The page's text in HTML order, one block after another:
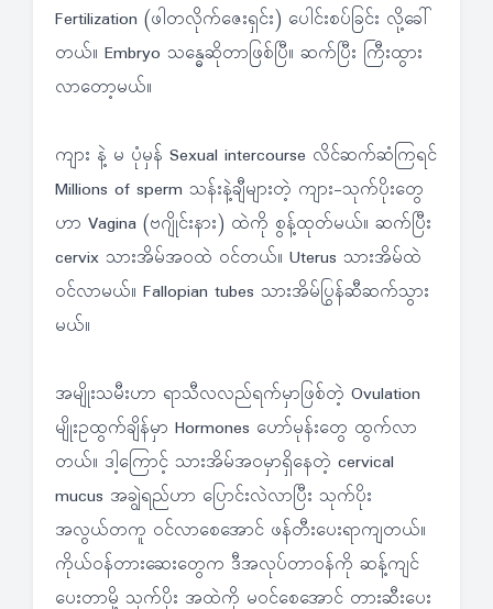
Fertilization (ဖါတလိုက်ဇေးရှင်း) ပေါင်းစပ်ခြင်း လို့ခေါ်
တယ်။ Embryo သန္ဓေဆိုတာဖြစ်ပြီ။ ဆက်ပြီး ကြီးထွား
လာတော့မယ်။
ကျား နဲ့ မ ပုံမှန် Sexual intercourse လိင်ဆက်ဆံကြရင်
Millions of sperm သန်းနဲ့ချီများတဲ့ ကျား-သုက်ပိုးတွေ
ဟာ Vagina (ဗဂျိုင်းနား) ထဲကို စွန့်ထုတ်မယ်။ ဆက်ပြီး
cervix သားအိမ်အဝထဲ ဝင်တယ်။ Uterus သားအိမ်ထဲ
ဝင်လာမယ်။ Fallopian tubes သားအိမ်ပြွန်ဆီဆက်သွား
မယ်။
အမျိုးသမီးဟာ ရာသီလလည်ရက်မှာဖြစ်တဲ့ Ovulation
မျိုးဥထွက်ချိန်မှာ Hormones ဟော်မုန်းတွေ ထွက်လာ
တယ်။ ဒါ့ကြောင့် သားအိမ်အဝမှာရှိနေတဲ့ cervical
mucus အချွဲရည်ဟာ ပြောင်းလဲလာပြီး သုက်ပိုး
အလွယ်တကူ ဝင်လာစေအောင် ဖန်တီးပေးရာကျတယ်။
ကိုယ်ဝန်တားဆေးတွေက ဒီအလုပ်တာဝန်ကို ဆန့်ကျင်
ပေးတာမို့ သုက်ပိုး အထဲကို မဝင်စေအောင် တားဆီးပေး